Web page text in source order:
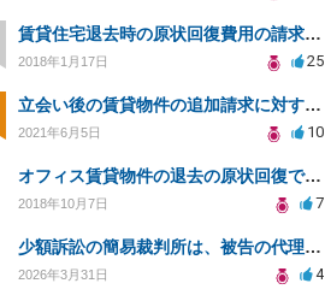
賃貸住宅退去時の原状回復費用の請求時効
2018年1月17日 25
立会い後の賃貸物件の追加請求に対する法的対応
2021年6月5日 10
オフィス賃貸物件の退去の原状回復で、必要ない修繕費を請求されている
2018年10月7日 7
少額訴訟の簡易裁判所は、被告の代理弁護士の所在地が管轄になりますか？
2026年3月31日 4